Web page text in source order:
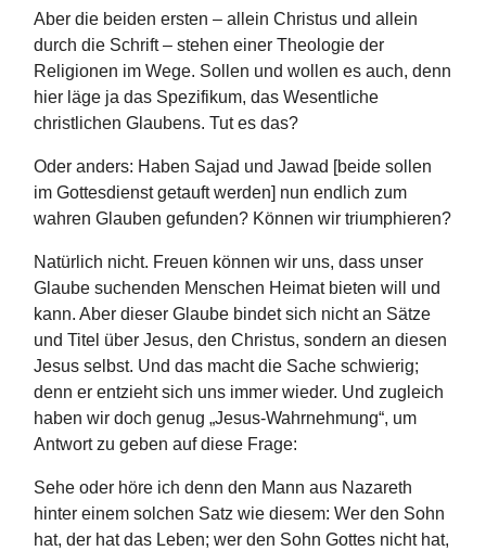
Aber die beiden ersten – allein Christus und allein
durch die Schrift – stehen einer Theologie der
Religionen im Wege. Sollen und wollen es auch, denn
hier läge ja das Spezifikum, das Wesentliche
christlichen Glaubens. Tut es das?
Oder anders: Haben Sajad und Jawad [beide sollen
im Gottesdienst getauft werden] nun endlich zum
wahren Glauben gefunden? Können wir triumphieren?
Natürlich nicht. Freuen können wir uns, dass unser
Glaube suchenden Menschen Heimat bieten will und
kann. Aber dieser Glaube bindet sich nicht an Sätze
und Titel über Jesus, den Christus, sondern an diesen
Jesus selbst. Und das macht die Sache schwierig;
denn er entzieht sich uns immer wieder. Und zugleich
haben wir doch genug „Jesus-Wahrnehmung“, um
Antwort zu geben auf diese Frage:
Sehe oder höre ich denn den Mann aus Nazareth
hinter einem solchen Satz wie diesem: Wer den Sohn
hat, der hat das Leben; wer den Sohn Gottes nicht hat,